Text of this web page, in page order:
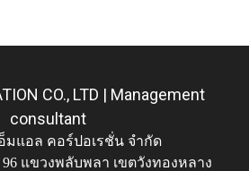
CO., LTD | Management
consultant
มแอล คอร์ปอเรชั่น จำกัด
แขวงพลับพลา เขตวังทองหลาง